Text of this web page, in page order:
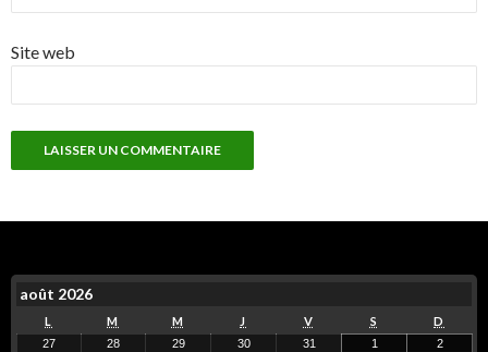
Site web
août 2026
L M M J V S D
27 28 29 30 31 1
2